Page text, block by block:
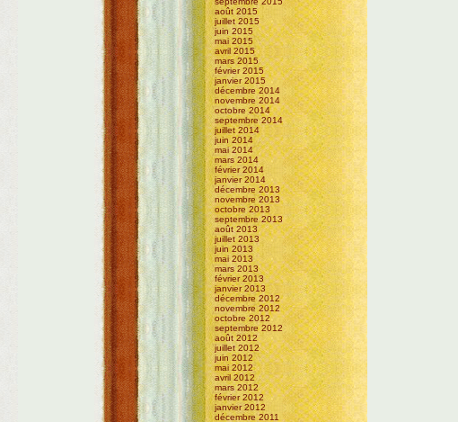
août 2015
juillet 2015
juin 2015
mai 2015
avril 2015
mars 2015
février 2015
janvier 2015
décembre 2014
novembre 2014
octobre 2014
septembre 2014
juillet 2014
juin 2014
mai 2014
mars 2014
février 2014
janvier 2014
décembre 2013
novembre 2013
octobre 2013
septembre 2013
août 2013
juillet 2013
juin 2013
mai 2013
mars 2013
février 2013
janvier 2013
décembre 2012
novembre 2012
octobre 2012
septembre 2012
août 2012
juillet 2012
juin 2012
mai 2012
avril 2012
mars 2012
février 2012
janvier 2012
décembre 2011